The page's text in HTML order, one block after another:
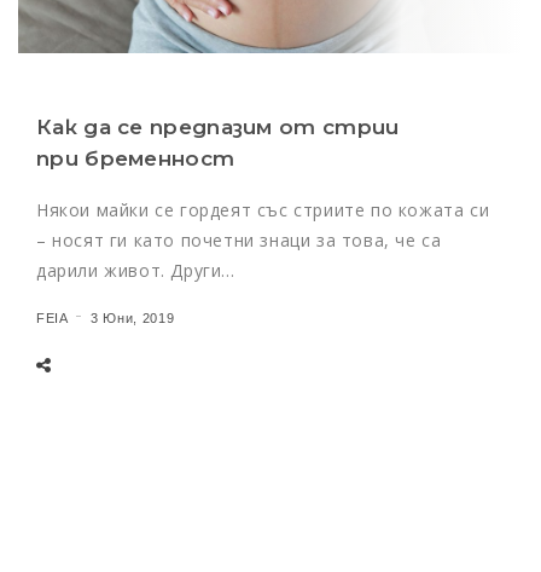
Как да се предпазим от стрии
при бременност
Някои майки се гордеят със стриите по кожата си
– носят ги като почетни знаци за това, че са
дарили живот. Други…
FEIA 3 Юни, 2019